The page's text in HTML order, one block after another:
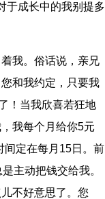
于成长中的我别提多
我。俗话说，亲兄
和我约定，只要我
！当我欣喜若狂地
我每个月给你5元
间定在每月15日。前
主动把钱交给我。
不好意思了。您